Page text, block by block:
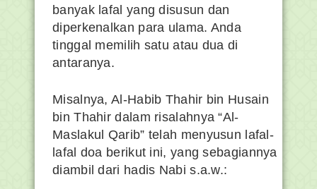
banyak lafal yang disusun dan
diperkenalkan para ulama. Anda
tinggal memilih satu atau dua di
antaranya.
Misalnya, Al-Habib Thahir bin Husain
bin Thahir dalam risalahnya “Al-
Maslakul Qarib” telah menyusun lafal-
lafal doa berikut ini, yang sebagiannya
diambil dari hadis Nabi s.a.w.: